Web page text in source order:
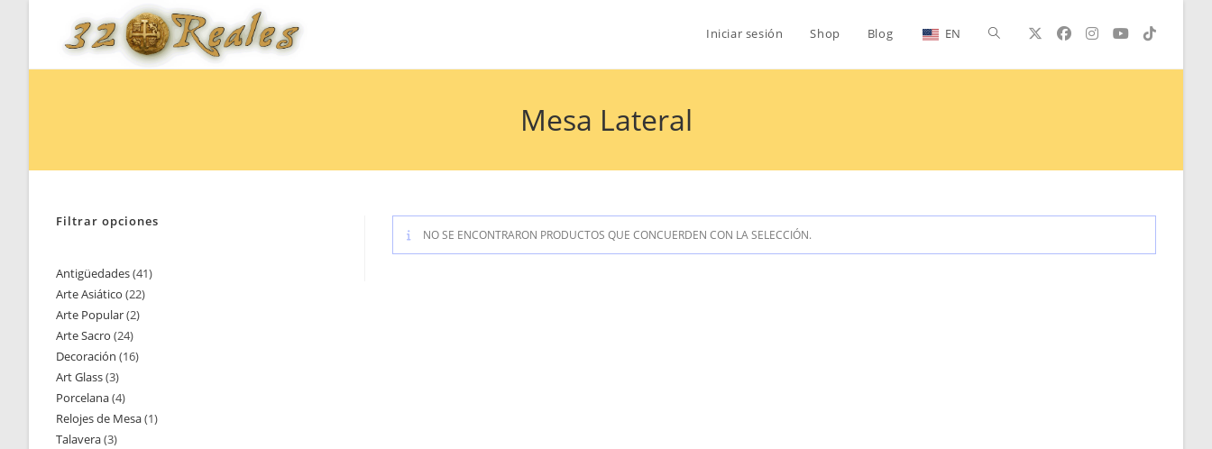
Iniciar sesión Shop Blog EN Alternar
de
Mesa Lateral
NO SE ENCONTRARON PRODUCTOS QUE CONCUERDEN CON LA SELECCIÓN.
Filtrar opciones
Antigüedades 4141
Arte Asiático 2222
Arte Popular 22
Arte Sacro 2424
productos
Decoración 1616
Art Glass 33
productos
Porcelana 44
productos
Relojes de Mesa 11
Talavera 33